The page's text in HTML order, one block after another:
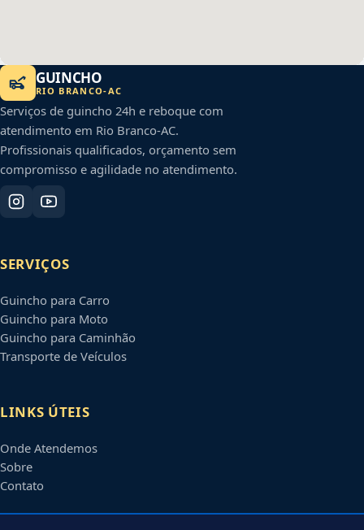
GUINCHO
RIO BRANCO-AC
Serviços de guincho 24h e reboque com
atendimento em Rio Branco-AC.
Profissionais qualificados, orçamento sem
compromisso e agilidade no atendimento.
SERVIÇOS
Guincho para Carro
Guincho para Moto
Guincho para Caminhão
Transporte de Veículos
LINKS ÚTEIS
Onde Atendemos
Sobre
Contato